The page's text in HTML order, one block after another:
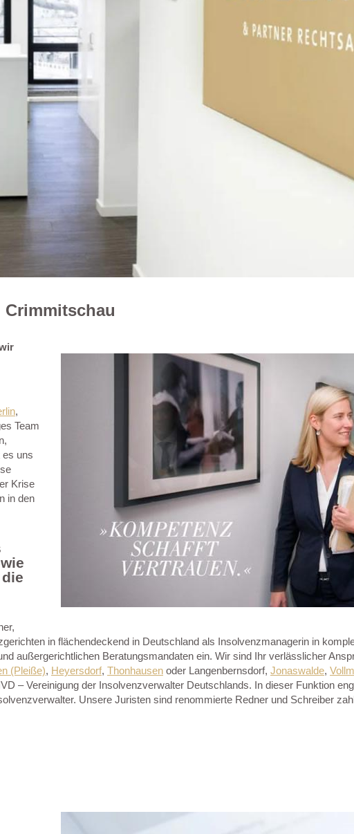
Crimmitschau
,
Team
es uns
Krise
in den
in flächendeckend in Deutschland als Insolvenzmanagerin in
außergerichtlichen Beratungsmandaten ein. Wir sind Ihr verlässlicher
(Pleiße), Heyersdorf, Thonhausen oder Langenbernsdorf, Jonaswalde,
– Vereinigung der Insolvenzverwalter Deutschlands. In dieser Funktion
Unsere Juristen sind renommierte Redner und Schreiber